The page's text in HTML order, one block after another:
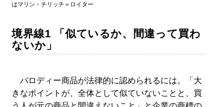
はマリン・チリッチ＝ロイター
境界線1 「似ているか、間違って買わ
ないか」
パロディー商品が法律的に認められるには。「大
きなポイントが、全体として似ていないことと、買